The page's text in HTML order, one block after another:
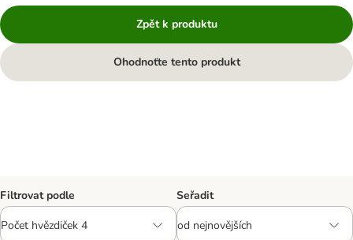
Zpět k produktu
Ohodnoťte tento produkt
Filtrovat podle Seřadit